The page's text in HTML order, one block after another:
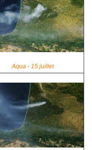
Aqua - 15 juillet